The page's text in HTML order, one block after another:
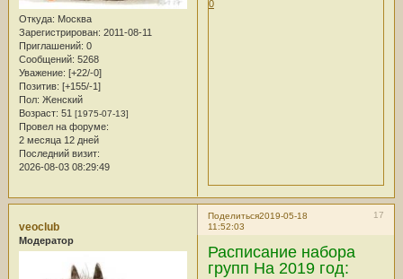
Откуда: Москва
Зарегистрирован: 2011-08-11
Приглашений: 0
Сообщений: 5268
Уважение: [+22/-0]
Позитив: [+155/-1]
Пол: Женский
Возраст: 51 [1975-07-13]
Провел на форуме:
2 месяца 12 дней
Последний визит:
2026-08-03 08:29:49
0
Поделиться 17
2019-05-18
11:52:03
veoclub
Модератор
Расписание набора
групп На 2019 год: